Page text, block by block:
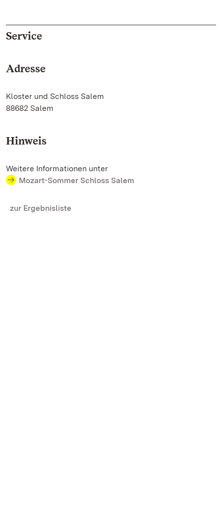
Service
Adresse
Kloster und Schloss Salem
88682 Salem
Hinweis
Weitere Informationen unter
Mozart-Sommer Schloss Salem
zur Ergebnisliste